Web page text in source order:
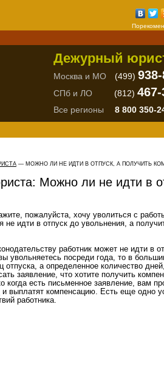
Дежурный
Москва и МО (499)
СПб и ЛО (812)
Все регионы 8 800 350-
— МОЖНО ЛИ НЕ ИДТИ В ОТПУСК, А ПОЛУЧИТЬ
Можно ли не идти в
пожалуйста, хочу уволиться с
не идти в отпуск до увольнения, а
работник может не идти в
увольняетесь посреди года, то в
а определенное количество
заявление, что хотите получить
когда есть письменное заявление, вам
и выплатят компенсацию. Есть еще одно
работника.